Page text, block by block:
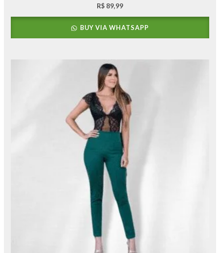
R$ 89,99
BUY VIA WHATSAPP